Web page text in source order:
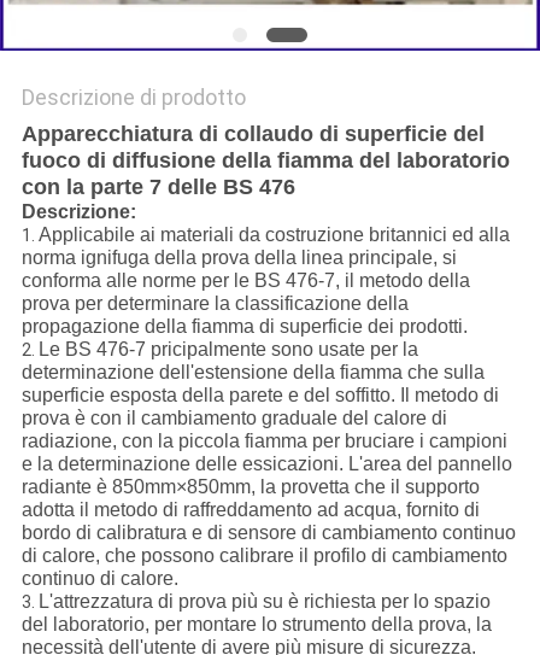
Descrizione di prodotto
Apparecchiatura di collaudo di superficie del
fuoco di diffusione della fiamma del laboratorio
con la parte 7 delle BS 476
Descrizione:
1. Applicabile ai materiali da costruzione britannici ed alla
norma ignifuga della prova della linea principale, si
conforma alle norme per le BS 476-7, il metodo della
prova per determinare la classificazione della
propagazione della fiamma di superficie dei prodotti.
2. Le BS 476-7 pricipalmente sono usate per la
determinazione dell'estensione della fiamma che sulla
superficie esposta della parete e del soffitto. Il metodo di
prova è con il cambiamento graduale del calore di
radiazione, con la piccola fiamma per bruciare i campioni
e la determinazione delle essicazioni. L'area del pannello
radiante è 850mm×850mm, la provetta che il supporto
adotta il metodo di raffreddamento ad acqua, fornito di
bordo di calibratura e di sensore di cambiamento continuo
di calore, che possono calibrare il profilo di cambiamento
continuo di calore.
3. L'attrezzatura di prova più su è richiesta per lo spazio
del laboratorio, per montare lo strumento della prova, la
necessità dell'utente di avere più misure di sicurezza.